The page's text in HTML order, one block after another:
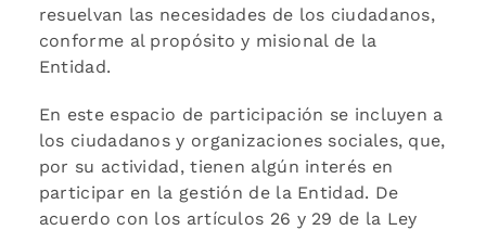
resuelvan las necesidades de los ciudadanos,
conforme al propósito y misional de la
Entidad.
En este espacio de participación se incluyen a
los ciudadanos y organizaciones sociales, que,
por su actividad, tienen algún interés en
participar en la gestión de la Entidad. De
acuerdo con los artículos 26 y 29 de la Ley